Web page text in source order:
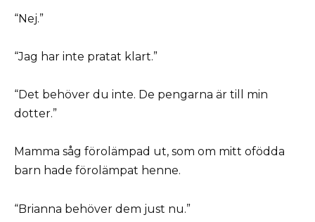
“Nej.”
“Jag har inte pratat klart.”
“Det behöver du inte. De pengarna är till min
dotter.”
Mamma såg förolämpad ut, som om mitt ofödda
barn hade förolämpat henne.
“Brianna behöver dem just nu.”